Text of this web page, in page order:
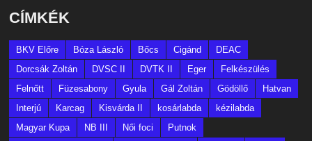
CÍMKÉK
BKV Előre Bóza László Bőcs Cigánd
DEAC
Dorcsák Zoltán
DVSC II DVTK II Eger
Felkészülés
Felnőtt
Füzesabony Gyula Gál Zoltán Gödöllő
Hatvan
Interjú
Karcag Kisvárda II kosárlabda
kézilabda
Magyar Kupa
NB III Női foci
Putnok